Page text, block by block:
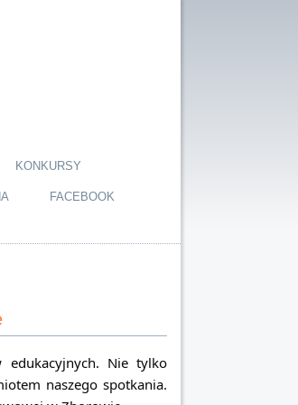
KONKURSY
FACEBOOK
Nie tylko
naszego spotkania.